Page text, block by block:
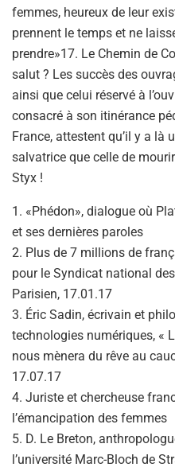
femmes, heureux de leur
prennent le temps et ne
prendre»17. Le Chemin de
salut ? Les succès des
ainsi que celui réservé à
consacré à son itinérance
France, attestent qu’il y a là
salvatrice que celle de
Styx !
1. «Phédon», dialogue où
et ses dernières paroles
2. Plus de 7 millions de
pour le Syndicat national
Parisien, 17.01.17
3. Éric Sadin, écrivain et
technologies numériques, «
nous mènera du rêve au
17.07.17
4. Juriste et chercheuse
l’émancipation des femmes
5. D. Le Breton,
l’université Marc-Bloch de